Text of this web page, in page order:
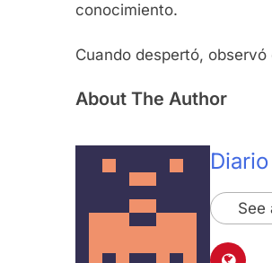
conocimiento.
Cuando despertó,
About The Author
See